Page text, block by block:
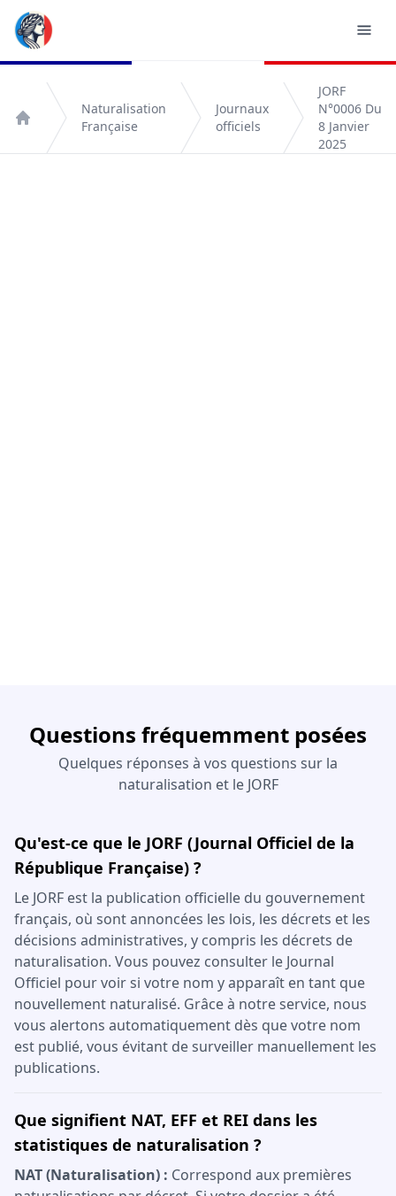
Accueil
Naturalisation
Française
Journaux
officiels
JORF
N°0006 Du
8 Janvier
2025
Questions fréquemment posées
Quelques réponses à vos questions sur la
naturalisation et le JORF
Qu'est-ce que le JORF (Journal Officiel de la
République Française) ?
Le JORF est la publication officielle du gouvernement
français, où sont annoncées les lois, les décrets et les
décisions administratives, y compris les décrets de
naturalisation. Vous pouvez consulter le Journal
Officiel pour voir si votre nom y apparaît en tant que
nouvellement naturalisé. Grâce à notre service, nous
vous alertons automatiquement dès que votre nom
est publié, vous évitant de surveiller manuellement les
publications.
Que signifient NAT, EFF et REI dans les
statistiques de naturalisation ?
NAT (Naturalisation) : Correspond aux premières